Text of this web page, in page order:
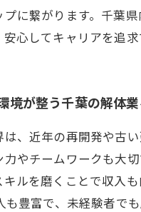
に繋がります。千葉
心してキャリアを追求
境が整う千葉の解体
、近年の再開発や古
力やチームワークも大
キルを磨くことで収入
も豊富で、未経験者で